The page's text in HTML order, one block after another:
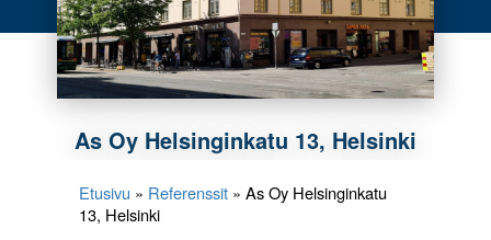
As Oy Helsinginkatu 13, Helsinki
Etusivu » Referenssit »As Oy Helsinginkatu
13, Helsinki